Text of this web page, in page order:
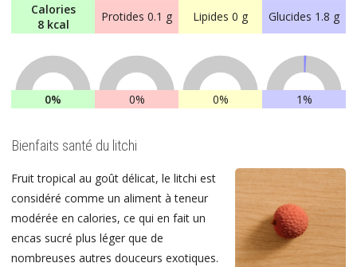
Calories
8 kcal
Protides 0.1 g Lipides 0 g Glucides 1.8 g
0% 0% 0% 1%
Bienfaits santé du litchi
Fruit tropical au goût délicat, le litchi est
considéré comme un aliment à teneur
modérée en calories, ce qui en fait un
encas sucré plus léger que de
nombreuses autres douceurs exotiques.